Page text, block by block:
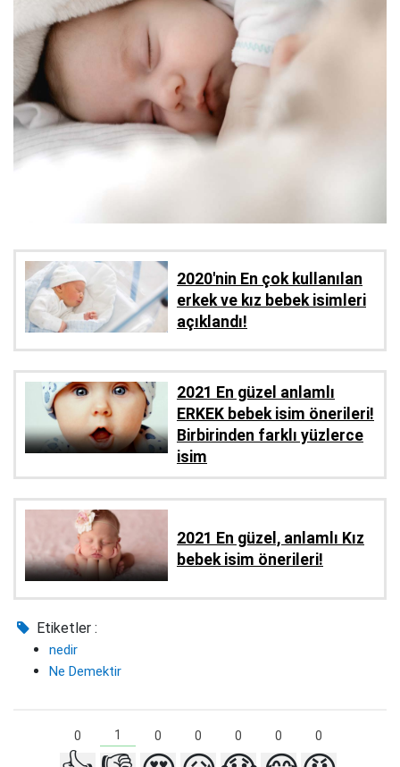
2020'nin En çok kullanılan
erkek ve kız bebek isimleri
açıklandı!
2021 En güzel anlamlı
ERKEK bebek isim önerileri!
Birbirinden farklı yüzlerce
isim
2021 En güzel, anlamlı Kız
bebek isim önerileri!
Etiketler :
nedir
Ne Demektir
0 1 0 0 0 0 0